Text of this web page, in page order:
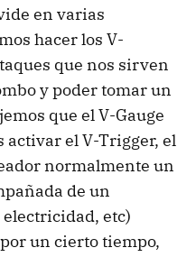
en varias
hacer los V-
que nos sirven
y poder tomar un
que el V-Gauge
activar el V-Trigger, el
normalmente un
de un
etc)
un cierto tiempo,